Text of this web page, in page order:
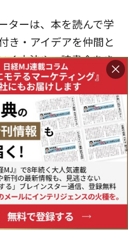
ターは、本を読んで学
き・アイデアを仲間と
く方法や、読書会をき
価値の創造を仲間と共
向を凝らしたプログラ
読書をしても1人ではな
自分から、仲間とな
マインドが変化してい
×